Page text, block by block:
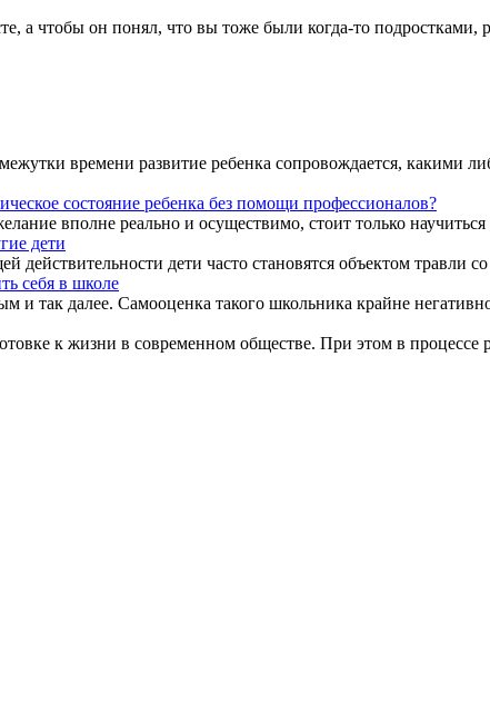
а чтобы он понял, что вы тоже были когда-то подростками,
времени развитие ребенка сопровождается, какими
состояние ребенка без помощи профессионалов?
вполне реально и осуществимо, стоит только
дети
дети часто становятся объектом травли
себя в школе
так далее. Самооценка такого школьника крайне
к жизни в современном обществе. При этом в процессе